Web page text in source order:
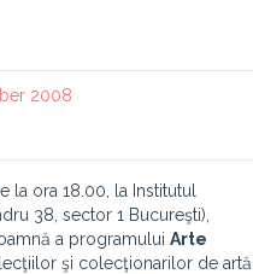
2008
la ora 18.00, la Institutul
38, sector 1 Bucureşti),
a programului Arte
şi colecţionarilor de artă